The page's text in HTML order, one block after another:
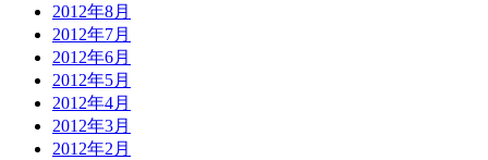
2012年8月
2012年7月
2012年6月
2012年5月
2012年4月
2012年3月
2012年2月